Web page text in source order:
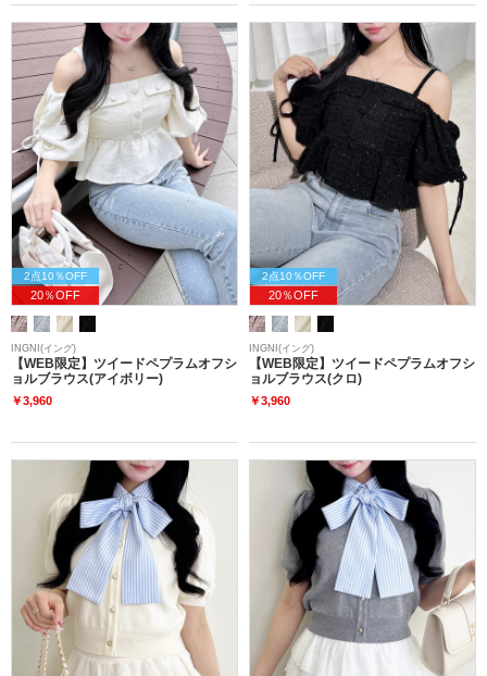
2点10％OFF
20％OFF
INGNI(イング)
【WEB限定】ツイードペプラムオフシ
ョルブラウス(アイボリー)
￥3,960
2点10％OFF
20％OFF
INGNI(イング)
【WEB限定】ツイードペプラムオフシ
ョルブラウス(クロ)
￥3,960